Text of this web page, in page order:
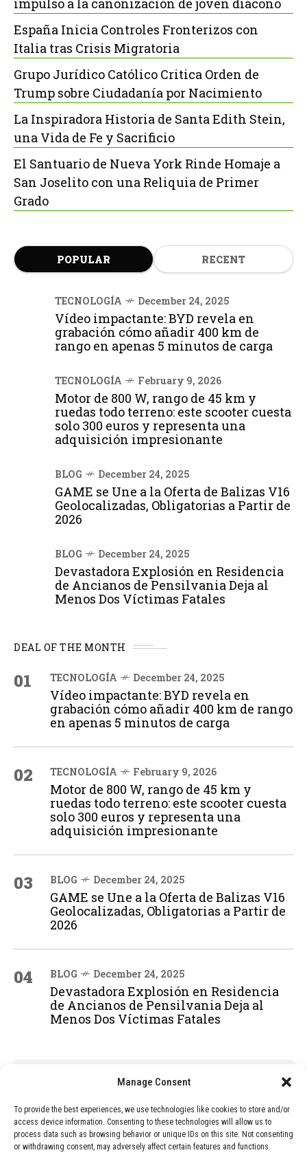
Manage Consent
To provide the best experiences, we use technologies like cookies to store and/or
access device information. Consenting to these technologies will allow us to
process data such as browsing behavior or unique IDs on this site. Not consenting
or withdrawing consent, may adversely affect certain features and functions.
impulso a la canonización de joven diácono
España Inicia Controles Fronterizos con
Italia tras Crisis Migratoria
Grupo Jurídico Católico Critica Orden de
Trump sobre Ciudadanía por Nacimiento
La Inspiradora Historia de Santa Edith Stein,
una Vida de Fe y Sacrificio
El Santuario de Nueva York Rinde Homaje a
San Joselito con una Reliquia de Primer
Grado
POPULAR RECENT
TECNOLOGÍA December 24, 2025
Vídeo impactante: BYD revela en
grabación cómo añadir 400 km de
rango en apenas 5 minutos de carga
TECNOLOGÍA February 9, 2026
Motor de 800 W, rango de 45 km y
ruedas todo terreno: este scooter cuesta
solo 300 euros y representa una
adquisición impresionante
BLOG December 24, 2025
GAME se Une a la Oferta de Balizas V16
Geolocalizadas, Obligatorias a Partir de
2026
BLOG December 24, 2025
Devastadora Explosión en Residencia
de Ancianos de Pensilvania Deja al
Menos Dos Víctimas Fatales
DEAL OF THE MONTH
01 TECNOLOGÍA December 24, 2025
Vídeo impactante: BYD revela en
grabación cómo añadir 400 km de rango
en apenas 5 minutos de carga
02 TECNOLOGÍA February 9, 2026
Motor de 800 W, rango de 45 km y
ruedas todo terreno: este scooter cuesta
solo 300 euros y representa una
adquisición impresionante
03 BLOG December 24, 2025
GAME se Une a la Oferta de Balizas V16
Geolocalizadas, Obligatorias a Partir de
2026
04 BLOG December 24, 2025
Devastadora Explosión en Residencia
de Ancianos de Pensilvania Deja al
Menos Dos Víctimas Fatales